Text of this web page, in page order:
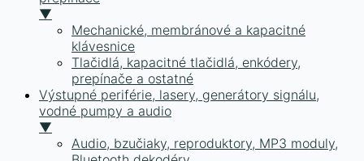
▼
Mechanické, membránové a kapacitné
klávesnice
Tlačidlá, kapacitné tlačidlá, enkódery,
prepínače a ostatné
Výstupné periférie, lasery, generátory signálu,
vodné pumpy a audio
▼
Audio, bzučiaky, reproduktory, MP3 moduly,